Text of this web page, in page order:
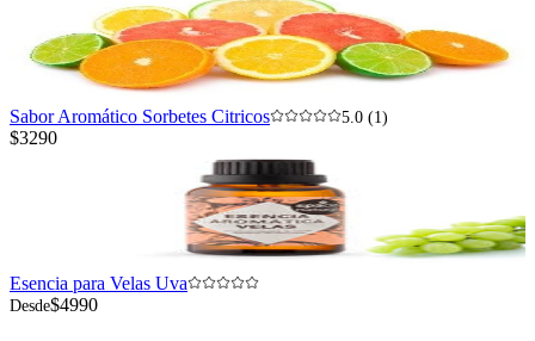
Sabor Aromático Sorbetes Citricos 5.0 (1)
$3290
Esencia para Velas Uva
Desde$4990